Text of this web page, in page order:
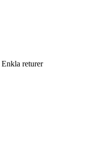
Enkla returer